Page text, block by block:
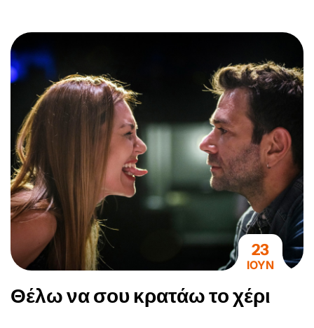
23
ΙΟΥΝ
Θέλω να σου κρατάω το χέρι